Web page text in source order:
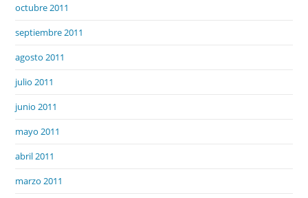
octubre 2011
septiembre 2011
agosto 2011
julio 2011
junio 2011
mayo 2011
abril 2011
marzo 2011